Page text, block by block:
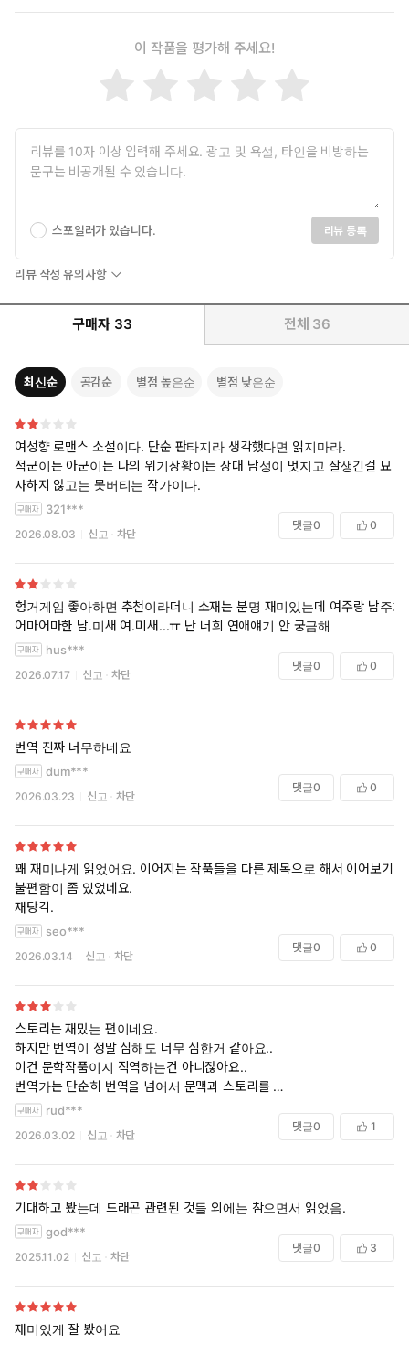
는 스토리텔링!”
_〈Booklist〉
출간 즉시 미국, 영국, 독일, 호주 베스트셀러 1위에 오르는 동시
에 “이제껏 본 적 없는 압도적인 판타지로맨스”라는 극찬을 받으
며 2023년 아마존 올해의 책 선정에 이어 전 세계에 꺼질 줄 모르
죽거나 졸업하는 두 가지 엔딩뿐인 무자비한 바스지아스 군사학
교에 타의로 오게 된 작고 약한 ‘은빛 머리칼’의 바이올렛이 최정
예 부대이자 위대한 드래곤의 선택을 받는 ‘드래곤 라이더’로 살
아남기 위한 생존 투쟁과 모험을 그린 판타지 작품이다. 인간의
개되는 초월적인 마법의 세계와 감동적인 성장의 서사를 독창적
이고도 영화적인 스토리텔링으로 풀어내며 단숨에 670만 해외
독자들의 마음을 사로잡았다.
아마존 59주 연속, 〈뉴욕타임스〉 55주 연속 베스트셀러를 기록
하며 틱톡에서도 열광적인 반응으로 흥행 가도를 달리고 있는 이 소
설은 세계 최대 서평 사이트 굿리즈에 22만 개가 넘는 리뷰가 올라
와 있는 상태다. 그뿐 아니다. 2023년 온갖 올해의 책 및 도서상을
차지한 것은 물론이고, 팬사이트를 넘어 SNS에도 도배될 만큼 연
일 팬아트가 양산되는 등 판타지 소설계에 ‘새 왕좌’로 등극했다고
해도 과언이 아니다. 이와 같은 폭발적인 현상에 관해 〈뉴욕타임
스〉는 “《해리포터》와 《트와일라잇》의 열광을 잇는 대형 팬덤
등장”이라는 평을 내놓아 기대감을 한층 높였다.
판타지와 마법, 음모와 액션, 로맨스와 서스펜스, 그리고 위대한
드래곤까지, 독특한 세계관과 매력적인 키워드가 집약된 이 소설
은 “모든 면에서 과대평가 받을 자격이 있다”는 대다수 독자의 말
중심으로 펼쳐지는 우정과 사랑, 그리고 용기와 신의에 관한 환상
적인 스토리텔링에 지금 바로 빠져보자.
이 작품을 평가해 주세요!
스포일러가 있습니다. 리뷰 등록
리뷰 작성 유의사항
구매자 33 전체 36
최신순 공감순 별점 높은순 별점 낮은순
여성향 로맨스 소설이다. 단순 판타지라 생각했다면 읽지마라.
적군이든 아군이든 나의 위기상황이든 상대 남성이 멋지고 잘생긴걸 묘
사하지 않고는 못버티는 작가이다.
321***
2026.08.03 신고 차단
댓글0 0
헝거게임 좋아하면 추천이라더니 소재는 분명 재미있는데 여주랑 남주가
어마어마한 남.미새 여.미새...ㅠ 난 너희 연애얘기 안 궁금해
hus***
2026.07.17 신고 차단
댓글0 0
번역 진짜 너무하네요
dum***
2026.03.23 신고 차단
댓글0 0
꽤 재미나게 읽었어요. 이어지는 작품들을 다른 제목으로 해서 이어보기
불편함이 좀 있었네요.
재탕각.
seo***
2026.03.14 신고 차단
댓글0 0
스토리는 재밌는 편이네요.
하지만 번역이 정말 심해도 너무 심한거 같아요..
이건 문학작품이지 직역하는건 아니잖아요..
번역가는 단순히 번역을 넘어서 문맥과 스토리를
한국인 독자가 편하게 읽을 수 있도록
진짜 수도 없이 읽고 또 읽던 부분이 너무 많아서
짜증나더라구요..
다음권까지 사뒀는데 직역 볼 생각하니
좀 한숨 나네요..
rud***
2026.03.02 신고 차단
댓글0 1
기대하고 봤는데 드래곤 관련된 것들 외에는 참으면서 읽었음.
god***
2025.11.02 신고 차단
댓글0 3
재미있게 잘 봤어요